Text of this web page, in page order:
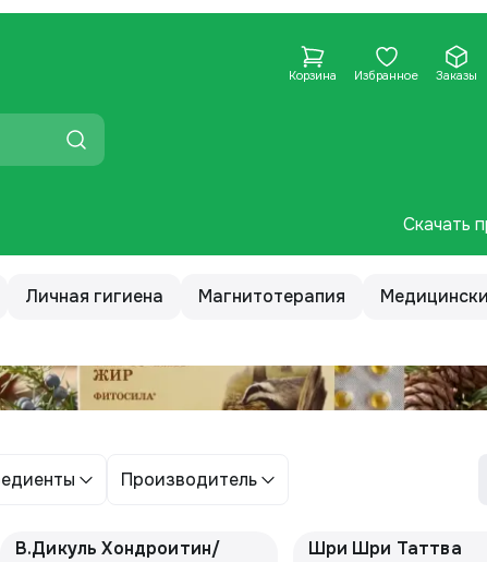
Корзина Избранное Заказы
Скачать
Личная гигиена Магнитотерапия
Производитель
В.Дикуль Хондроитин/
Шри Шри Таттва